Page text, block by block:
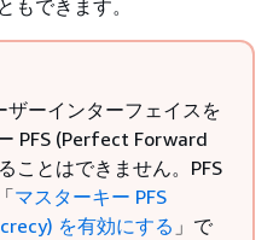
もできます。
ーインターフェイスを
PFS (Perfect Forward
ことはできません。PFS
マスターキー PFS
を有効にする 」で